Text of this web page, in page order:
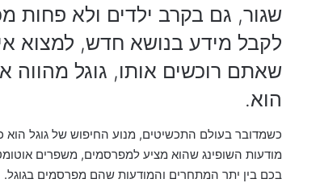
שגור, גם בקרב ילדים ולא פחות
לקבל מידע בנושא חדש, למצוא
שאתם רוכשים אותו, גוגל
הוא.
כשמדובר בעולם התכשיטים, מנוע החיפוש של גוגל הוא
מודעות השופינג שהוא מציע למפרסמים, משפרים
בכם בין יתר המתחרים והמודעות שהם מפרסמים בגוגל.